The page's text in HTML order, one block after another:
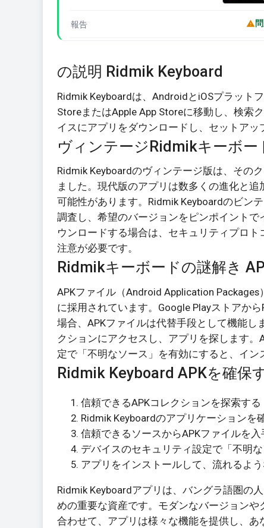
報告
の説明 Ridmik Keyboard
Ridmik Keyboardは、AndroidとiOSプラット
StoreまたはApple App Storeに移動し、検索
イスにアプリをダウンロードし、セットアッ
ヴィンテージRidmikキーボー
Ridmik Keyboardのヴィンテージ版は、その
ました。現代版のアプリは数多くの進化と
可能性があります。Ridmik Keyboardのビン
調査し、希望のバージョンをピンポイント
ウンロードする場合は、セキュリティプロ
注意が必要です。
Ridmikキーボードの謎解き
APKファイル（Android Application
に採用されています。Google Playストアか
場合、APKファイルは代替手段として機能し
クションにアクセスし、アプリを探します
定で「不明なソース」を有効にすると、イン
Ridmik Keyboard APKを確保
信頼できるAPKコレクションを探索する
Ridmik Keyboardのアプリケーションを
信頼できるソースからAPKファイルを入
デバイスのセキュリティ設定で「不明
アプリをインストールして、流れるよ
Ridmik Keyboardアプリは、バングラ語圏の
めの重要な資産です。モダンなバージョン
合わせて、アプリは様々な機能を提供し、